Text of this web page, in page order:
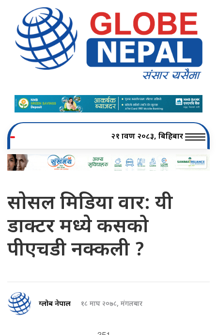
२१ श्रावण २०८३, बिहिबार
साेसल मिडिया वार: यी
डाक्टर मध्ये कसको
पीएचडी नक्कली ?
ग्लोब नेपाल १८ माघ २०७८, मंगलबार